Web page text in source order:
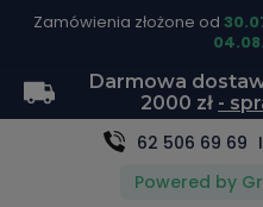
Zamówienia złożone od
Darmowa
2000 zł -
62 506 69 69
Powered by